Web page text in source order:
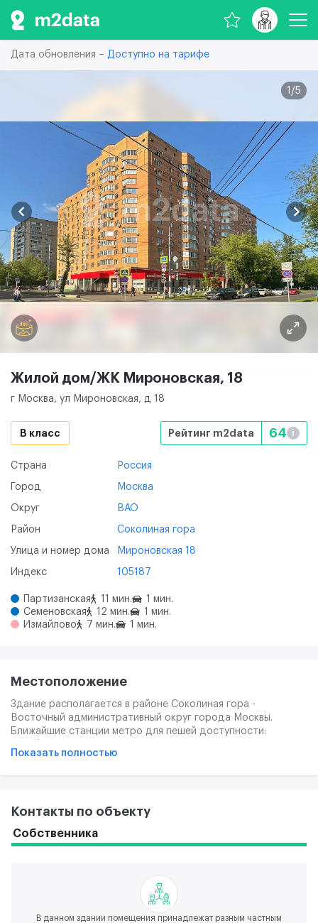
Дата обновления – Доступно на тарифе
1 /5
Жилой дом/ЖК Мироновская, 18
г Москва, ул Мироновская, д 18
B класс Рейтинг m2data 64 i
Страна Россия
Город Москва
Округ ВАО
Район Соколиная гора
Улица и номер дома Мироновская 18
Индекс 105187
Партизанская 11 мин.
1 мин.
Семеновская
12 мин.
1 мин.
Измайлово
7 мин. 1 мин.
Местоположение
Здание располагается в районе Соколиная гора -
Восточный административный округ города Москвы.
Ближайшие станции метро для пешей доступности:
ближайшей доступности находится остановка наземного
Показать полностью
Контакты по объекту
Собственника
В данном здании помещения принадлежат разным частным